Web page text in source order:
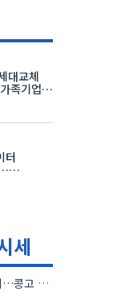
대교체
족기업
터
세
[비철금속 시황] 구리 6개월 최고치…콩고 수출 규제에 공급 우려 확대